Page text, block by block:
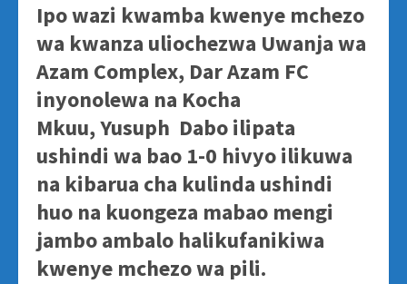
Ipo wazi kwamba kwenye mchezo
wa kwanza uliochezwa Uwanja wa
Azam Complex, Dar Azam FC
inyonolewa na Kocha
Mkuu, Yusuph Dabo ilipata
ushindi wa bao 1-0 hivyo ilikuwa
na kibarua cha kulinda ushindi
huo na kuongeza mabao mengi
jambo ambalo halikufanikiwa
kwenye mchezo wa pili.